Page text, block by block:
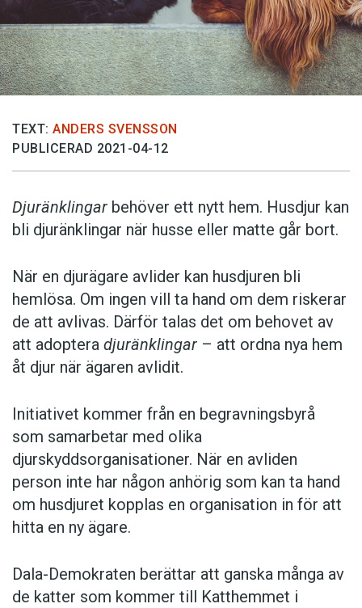
TEXT: ANDERS SVENSSON
PUBLICERAD 2021-04-12
Djuränklingar behöver ett nytt hem. Husdjur kan
bli djuränklingar när husse eller matte går bort.
När en djurägare avlider kan husdjuren bli
hemlösa. Om ingen vill ta hand om dem riskerar
de att avlivas. Därför talas det om behovet av
att adoptera djuränklingar – att ordna nya hem
åt djur när ägaren avlidit.
Initiativet kommer från en begravningsbyrå
som samarbetar med olika
djurskyddsorganisationer. När en avliden
person inte har någon anhörig som kan ta hand
om husdjuret kopplas en organisation in för att
hitta en ny ägare.
Dala-Demokraten berättar att ganska många av
de katter som kommer till Katthemmet i